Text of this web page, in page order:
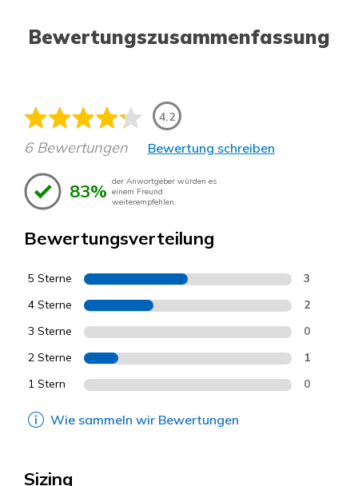
Bewertungszusammenfassung
4.2
6 Bewertungen Bewertung schreiben
83% der Anwortgeber würden es
einem Freund
weiterempfehlen.
Bewertungsverteilung
5 Sterne 3
4 Sterne 2
3 Sterne 0
2 Sterne 1
1 Stern 0
Wie sammeln wir Bewertungen
Sizing